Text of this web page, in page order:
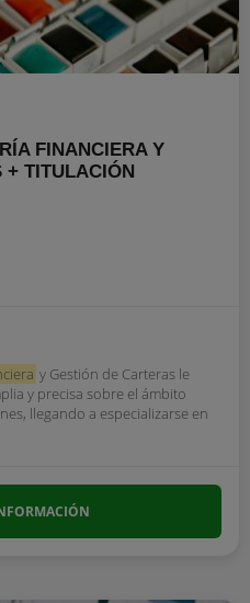
FINANCIERA Y
+ TITULACIÓN
y Gestión de Carteras le
y precisa sobre el ámbito
llegando a especializarse en